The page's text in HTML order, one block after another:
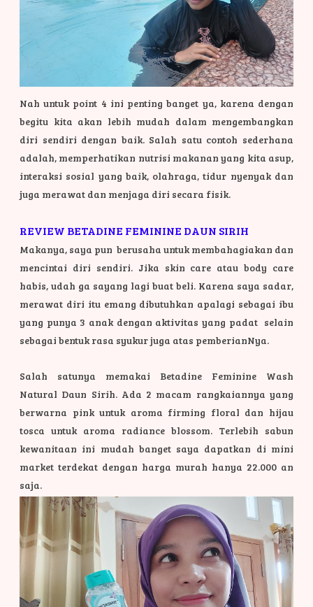
Nah untuk point 4 ini penting banget ya, karena dengan
begitu kita akan lebih mudah dalam mengembangkan
diri sendiri dengan baik. Salah satu contoh sederhana
adalah, memperhatikan nutrisi makanan yang kita asup,
interaksi sosial yang baik, olahraga, tidur nyenyak dan
juga merawat dan menjaga diri secara fisik.
REVIEW BETADINE FEMININE DAUN SIRIH
Makanya, saya pun berusaha untuk membahagiakan dan
mencintai diri sendiri. Jika skin care atau body care
habis, udah ga sayang lagi buat beli. Karena saya sadar,
merawat diri itu emang dibutuhkan apalagi sebagai ibu
yang punya 3 anak dengan aktivitas yang padat selain
sebagai bentuk rasa syukur juga atas pemberianNya.
Salah satunya memakai Betadine Feminine Wash
Natural Daun Sirih. Ada 2 macam rangkaiannya yang
berwarna pink untuk aroma firming floral dan hijau
tosca untuk aroma radiance blossom. Terlebih sabun
kewanitaan ini mudah banget saya dapatkan di mini
market terdekat dengan harga murah hanya 22.000 an
saja.